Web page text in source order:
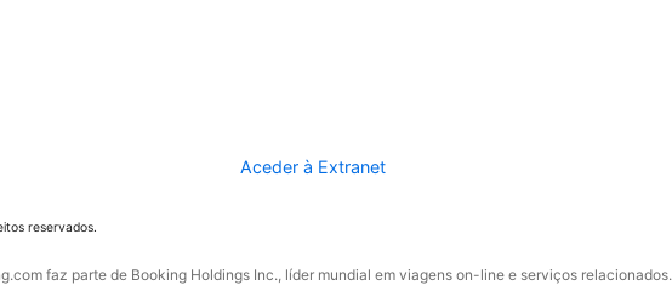
Aceder à Extranet
reservados.
faz parte de Booking Holdings Inc., líder mundial em viagens on-line e serviços relacionados.